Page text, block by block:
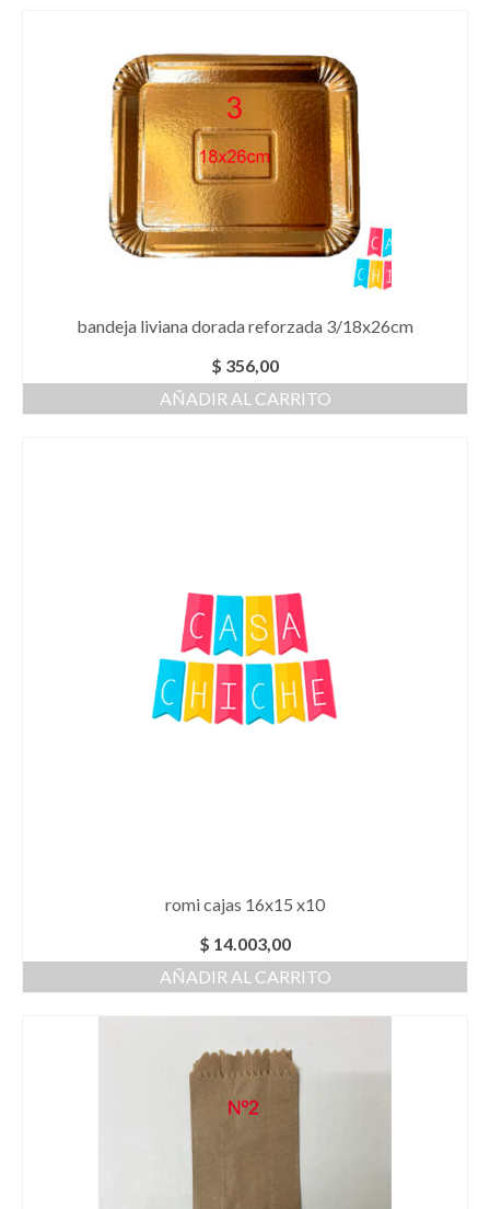
bandeja liviana dorada reforzada 3/18x26cm
$ 356,00
AÑADIR AL CARRITO
romi cajas 16x15 x10
$ 14.003,00
AÑADIR AL CARRITO